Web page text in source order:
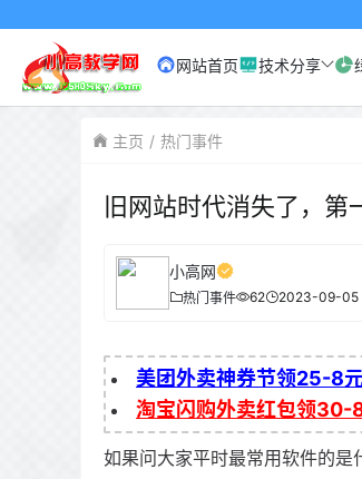
网站首页 技术分享
主页 热门事件
旧网站时代消失了，第
小高网
热门事件 62 2023-09-05
美团外卖神券节领25-8
淘宝闪购外卖红包领30-
如果问大家平时最常用软件的是